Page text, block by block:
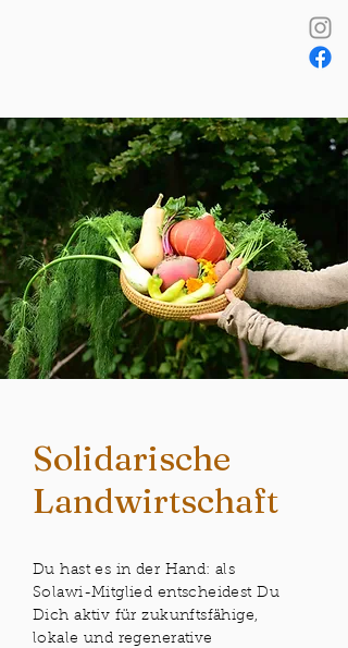
Solidarische
Landwirtschaft
Du hast es in der Hand: als
Solawi-Mitglied entscheidest Du
Dich aktiv für zukunftsfähige,
lokale und regenerative